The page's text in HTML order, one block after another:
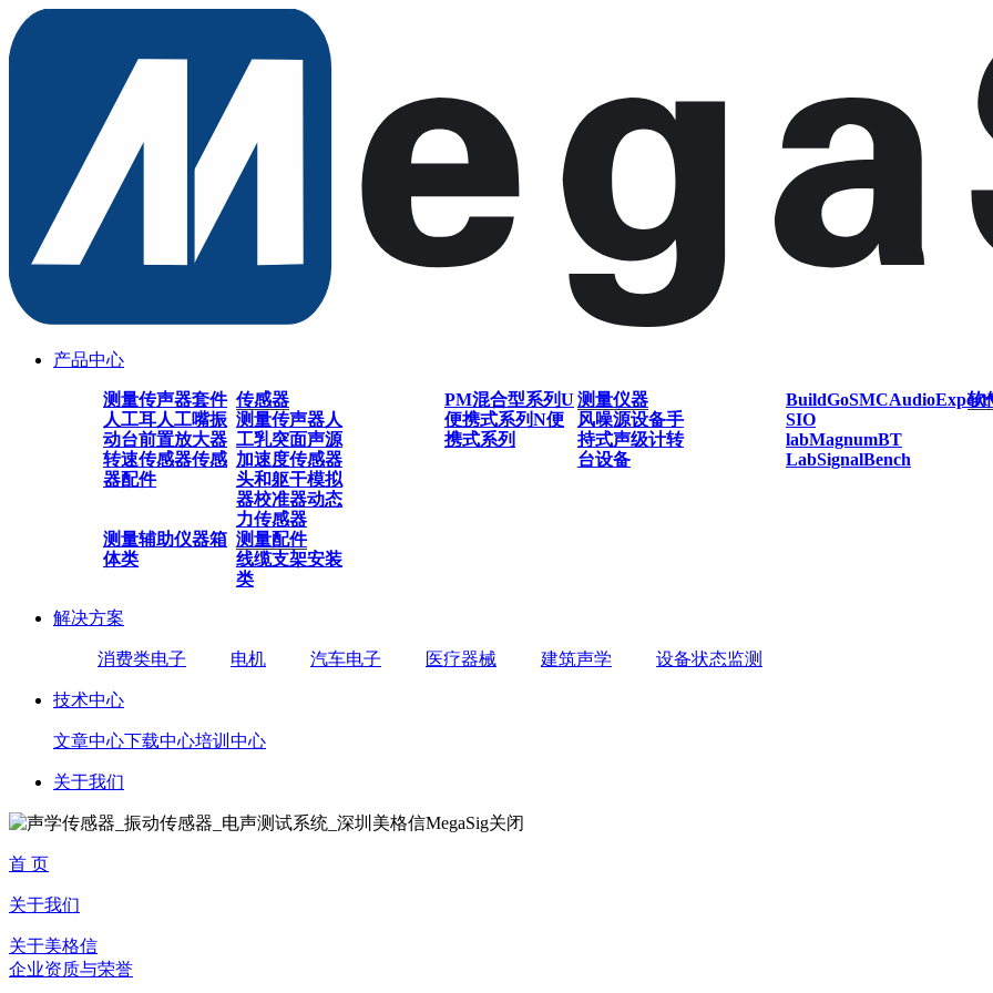
产品中心
传感器
测量传声器套件
人工耳人工嘴振
动台前置放大器
转速传感器传感
器配件
测量传声器人
工乳突面声源
加速度传感器
头和躯干模拟
器校准器动态
力传感器
测量仪器
PM混合型系列U
便携式系列N便
携式系列
风噪源设备手
持式声级计转
台设备
软
BuildGoSMCAudioExpert
SIO
labMagnumBT
LabSignalBench
测量配件
测量辅助仪器箱
体类
线缆支架安装
类
解决方案
消费类电子 电机 汽车电子 医疗器械 建筑声学 设备状态监测
技术中心
文章中心下载中心培训中心
关于我们
关闭
首 页
关于我们
关于美格信
企业资质与荣誉